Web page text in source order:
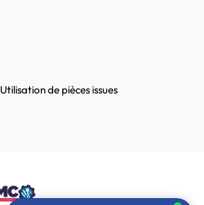
Utilisation de pièces issues